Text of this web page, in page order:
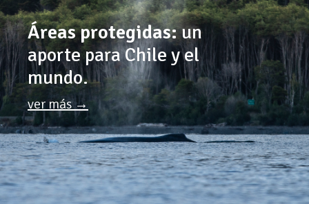
Áreas protegidas:un
aporte para Chile y el
mundo.
ver más →